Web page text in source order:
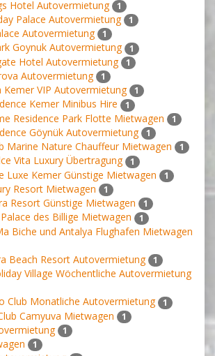
Hotel Autovermietung 1
Palace Autovermietung 1
Autovermietung 1
Goynuk Autovermietung 1
Hotel Autovermietung 1
Autovermietung 1
Kemer VIP Autovermietung 1
Kemer Minibus Hire 1
Residence Park Flotte Mietwagen 1
Göynük Autovermietung 1
Marine Nature Chauffeur Mietwagen 1
Vita Luxury Übertragung 1
Luxe Kemer Günstige Mietwagen 1
Resort Mietwagen 1
Resort Günstige Mietwagen 1
des Billige Mietwagen 1
Biche und Antalya Flughafen Mietwagen
Beach Resort Autovermietung 1
Village Wöchentliche Autovermietung
Club Monatliche Autovermietung 1
Camyuva Mietwagen 1
1
1